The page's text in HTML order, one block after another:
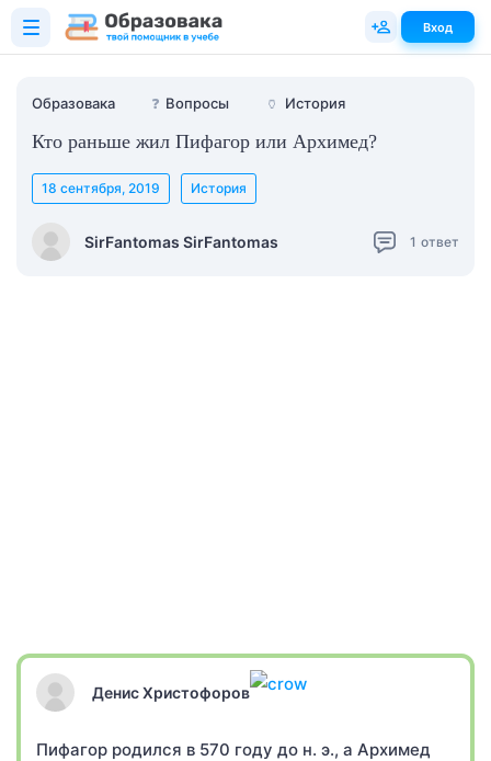
Образовака ❓ Вопросы 🏺 История
Кто раньше жил Пифагор или Архимед?
SirFantomas SirFantomas
18 сентября, 2019 История
1 ответ
Денис Христофоров
Пифагор родился в 570 году до н. э., а Архимед
Вход